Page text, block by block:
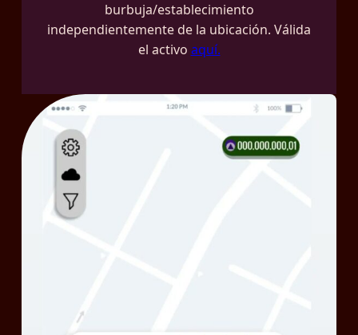
burbuja/establecimiento
independientemente de la ubicación. Válida
el activo aquí.